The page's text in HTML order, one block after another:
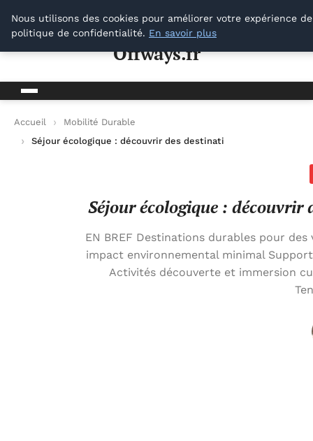
Offways.fr
Offways.fr
Accueil
Mobilité Durable
Séjour écologique : découvrir des destinations durables pour
Séjour écologique : découvrir
EN BREF Destinations durables pour
impact environnemental minimal
Activités découverte et immersion
Nous utilisons des cookies pour améliorer votre expérience
politique de confidentialité. En savoir plus